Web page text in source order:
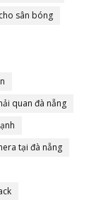
sân bóng
quan đà nẵng
tại đà nẵng